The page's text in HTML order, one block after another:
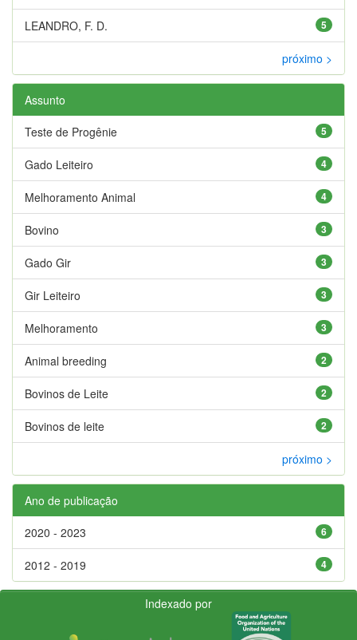
5
LEANDRO, F. D.
próximo >
Assunto
5
Teste de Progênie
4
Gado Leiteiro
4
Melhoramento Animal
3
Bovino
3
Gado Gir
3
Gir Leiteiro
3
Melhoramento
2
Animal breeding
2
Bovinos de Leite
2
Bovinos de leite
próximo >
Ano de publicação
6
2020 - 2023
4
2012 - 2019
Indexado por